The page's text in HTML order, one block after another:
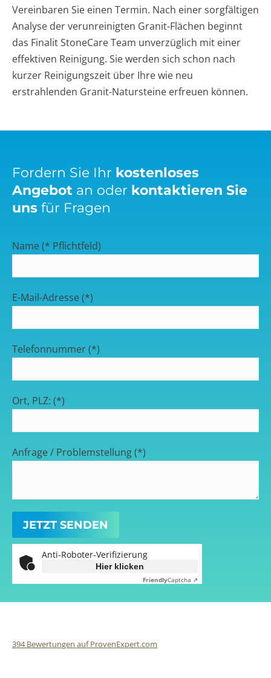
Vereinbaren Sie einen Termin. Nach einer sorgfältigen
Analyse der verunreinigten Granit-Flächen beginnt
das Finalit StoneCare Team unverzüglich mit einer
effektiven Reinigung. Sie werden sich schon nach
kurzer Reinigungszeit über Ihre wie neu
erstrahlenden Granit-Natursteine erfreuen können.
Fordern Sie Ihr kostenloses
Angebot an oder kontaktieren Sie
uns für Fragen
Name (* Pflichtfeld)
E-Mail-Adresse (*)
Telefonnummer (*)
Ort, PLZ: (*)
Anfrage / Problemstellung (*)
Anti-Roboter-Verifizierung
Hier klicken
FriendlyCaptcha ⇗
394Bewertungen auf ProvenExpert.com